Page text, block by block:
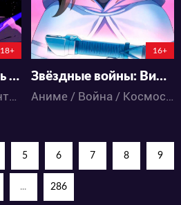
18+
Клеватесс 2: Король демонических зверей и легенда о ложном герое
Онгоинг / Аниме / Фэнтези / Экшен
16+
Звёздные войны: Видения представляют — Девятый джедай
Аниме / Война / Космос / Приключения / Фантастика / Экшен
5 6 7 8 9
... 286